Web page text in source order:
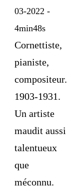
03-2022 -
4min48s
Cornettiste,
pianiste,
compositeur.
1903-1931.
Un artiste
maudit aussi
talentueux
que
méconnu.